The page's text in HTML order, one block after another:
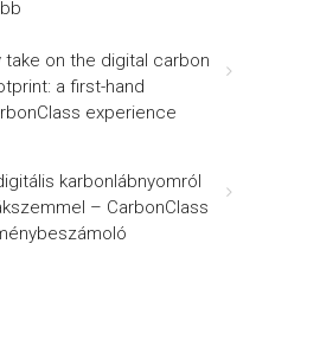
take on the digital carbon
a first-hand
experience
karbonlábnyomról
– CarbonClass